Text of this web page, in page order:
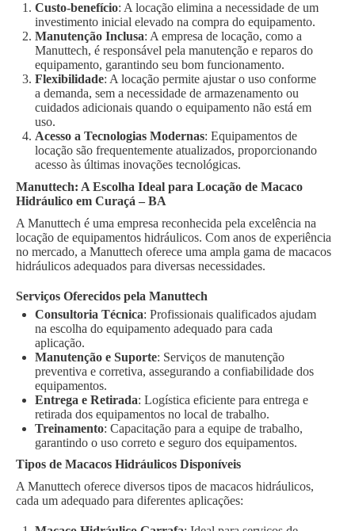
Custo-benefício: A locação elimina a necessidade de um
investimento inicial elevado na compra do equipamento.
Manutenção Inclusa: A empresa de locação, como a
Manuttech, é responsável pela manutenção e reparos do
equipamento, garantindo seu bom funcionamento.
Flexibilidade: A locação permite ajustar o uso conforme
a demanda, sem a necessidade de armazenamento ou
cuidados adicionais quando o equipamento não está em
uso.
Acesso a Tecnologias Modernas: Equipamentos de
locação são frequentemente atualizados, proporcionando
acesso às últimas inovações tecnológicas.
Manuttech: A Escolha Ideal para Locação de Macaco
Hidráulico em Curaçá – BA
A Manuttech é uma empresa reconhecida pela excelência na
locação de equipamentos hidráulicos. Com anos de experiência
no mercado, a Manuttech oferece uma ampla gama de macacos
hidráulicos adequados para diversas necessidades.
Serviços Oferecidos pela Manuttech
Consultoria Técnica: Profissionais qualificados ajudam
na escolha do equipamento adequado para cada
aplicação.
Manutenção e Suporte: Serviços de manutenção
preventiva e corretiva, assegurando a confiabilidade dos
equipamentos.
Entrega e Retirada: Logística eficiente para entrega e
retirada dos equipamentos no local de trabalho.
Treinamento: Capacitação para a equipe de trabalho,
garantindo o uso correto e seguro dos equipamentos.
Tipos de Macacos Hidráulicos Disponíveis
A Manuttech oferece diversos tipos de macacos hidráulicos,
cada um adequado para diferentes aplicações: